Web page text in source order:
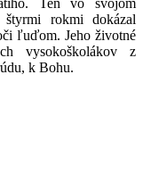
štyrmi rokmi dokázal
ľuďom. Jeho životné
vysokoškolákov z
k Bohu.